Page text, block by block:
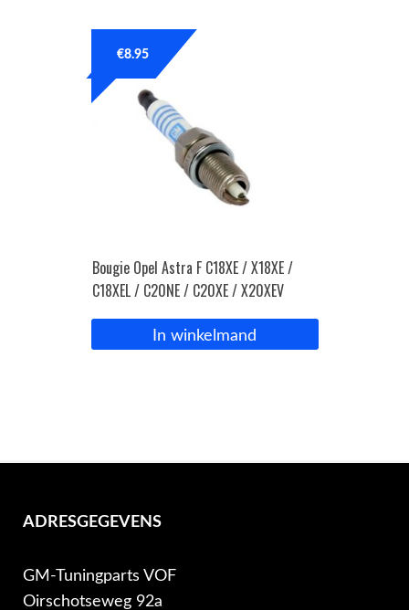
Bougie Opel Astra F C18XE / X18XE /
C18XEL / C20NE / C20XE / X20XEV
€8.95
In winkelmand
ADRESGEGEVENS
GM-Tuningparts VOF
Oirschotseweg 92a